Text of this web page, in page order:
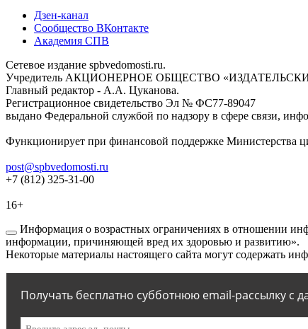
Дзен-канал
Сообщество ВКонтакте
Академия СПВ
Сетевое издание spbvedomosti.ru.
Учредитель АКЦИОНЕРНОЕ ОБЩЕСТВО
Главный редактор - А.А. Цуканова.
Регистрационное свидетельство Эл № ФС77-89047
выдано Федеральной службой по надзору в сфере связи,
Функционирует при финансовой поддержке Министерства
post@spbvedomosti.ru
+7 (812) 325-31-00
16+
Информация о возрастных ограничениях в отношении
информации, причиняющей вред их здоровью и развитию».
Некоторые материалы настоящего сайта могут содержать
Получать бесплатно субботнюю email-рассылку с